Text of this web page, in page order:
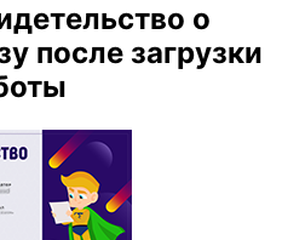
о
после загрузки